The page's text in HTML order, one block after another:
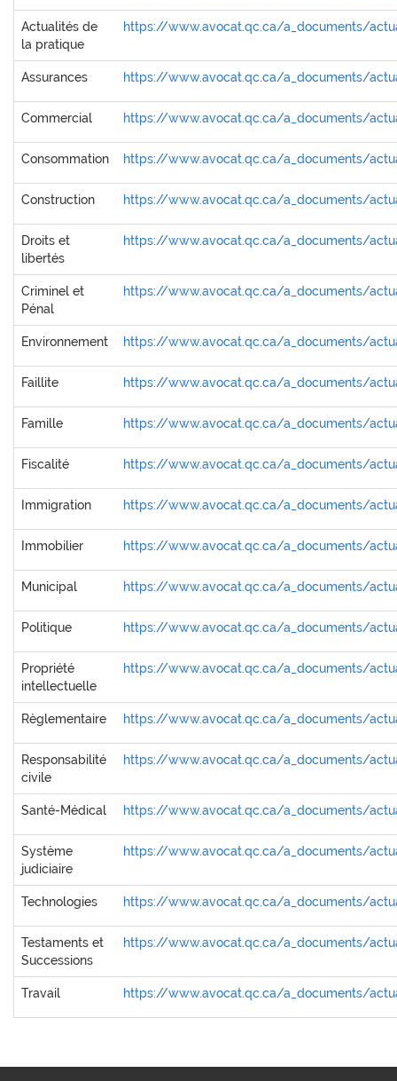
Actualités de
la pratique
https://www.avocat.qc.ca/a_documents/
Assurances https://www.avocat.qc.ca/a_documents/
Commercial https://www.avocat.qc.ca/a_documents/
Consommation https://www.avocat.qc.ca/a_documents/
Construction https://www.avocat.qc.ca/a_documents/
Droits et
libertés
https://www.avocat.qc.ca/a_documents/
Criminel et
Pénal
https://www.avocat.qc.ca/a_documents/
Environnement https://www.avocat.qc.ca/a_documents/
Faillite https://www.avocat.qc.ca/a_documents/
Famille https://www.avocat.qc.ca/a_documents/
Fiscalité https://www.avocat.qc.ca/a_documents/
Immigration https://www.avocat.qc.ca/a_documents/
Immobilier https://www.avocat.qc.ca/a_documents/
Municipal https://www.avocat.qc.ca/a_documents/
Politique https://www.avocat.qc.ca/a_documents/
Propriété
intellectuelle
https://www.avocat.qc.ca/a_documents/
Règlementaire https://www.avocat.qc.ca/a_documents/
Responsabilité
civile
https://www.avocat.qc.ca/a_documents/
Santé-Médical https://www.avocat.qc.ca/a_documents/
Système
judiciaire
https://www.avocat.qc.ca/a_documents/
Technologies https://www.avocat.qc.ca/a_documents/
Testaments et
Successions
https://www.avocat.qc.ca/a_documents/
Travail https://www.avocat.qc.ca/a_documents/